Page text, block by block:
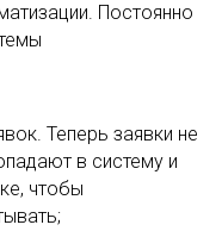
Постоянно
Теперь заявки не
в систему и
чтобы